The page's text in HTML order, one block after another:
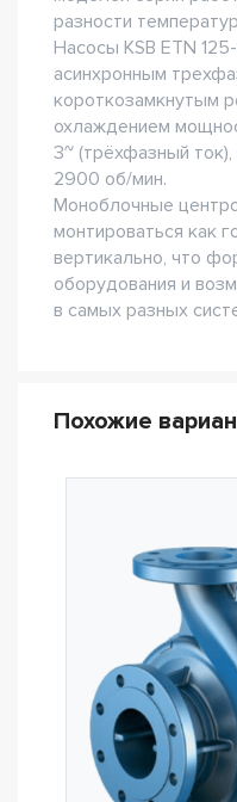
разности
Насосы KSB ETN
асинхронным
короткозамкнутым
охлаждением
3~ (трёхфазный
2900 об/мин.
Моноблочные
монтироваться как
вертикально, что
оборудования и
в самых разных
Похожие